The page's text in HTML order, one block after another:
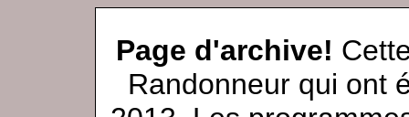
Page d'archive!
Randonneur qui ont